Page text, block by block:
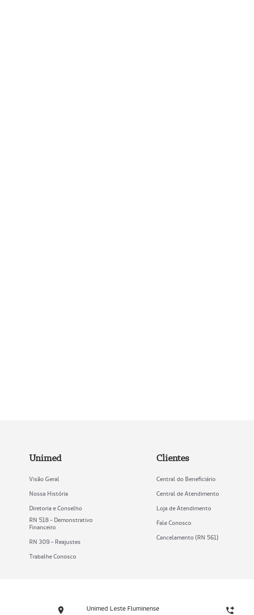
Unimed
Visão Geral
Nossa História
Diretoria e Conselho
RN 518 - Demonstrativo
Financeiro
RN 309 - Reajustes
Trabalhe Conosco
Clientes
Central do Beneficiário
Central de Atendimento
Loja de Atendimento
Fale Conosco
Cancelamento (RN 561)
Unimed Leste Fluminense